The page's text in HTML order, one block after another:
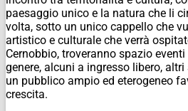
paesaggio unico e la natura che li
volta, sotto un unico cappello che
artistico e culturale che verrà
Cernobbio, troveranno spazio
genere, alcuni a ingresso libero,
un pubblico ampio ed eterogeneo
crescita.